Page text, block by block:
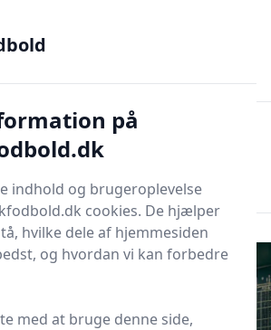
Japansk Fodbold
på
indhold og brugeroplevelse
cookies. De hjælper
hvilke dele af hjemmesiden
og hvordan vi kan forbedre
med at bruge denne side,